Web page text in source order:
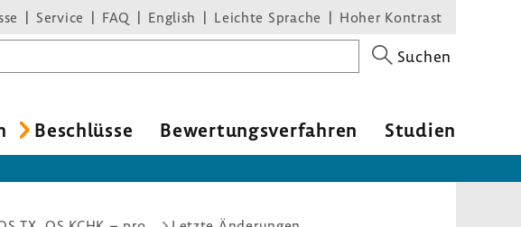
Service FAQ English Leichte Sprache Hoher Kontrast
Suchen
Beschlüsse Bewer­tungs­ver­fahren Studien